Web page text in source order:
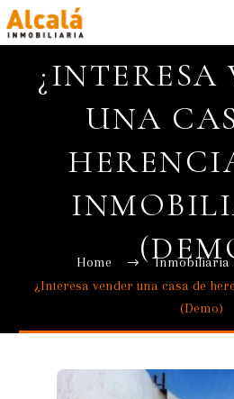
¿INTERESA
UNA
Home
Inmobiliaria
¿Interesa vender una casa de
(Demo)